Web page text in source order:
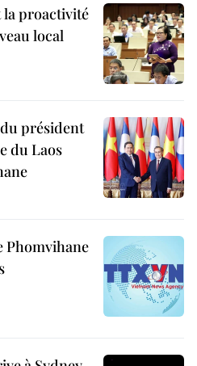
la proactivité
local
président
du Laos
Phomvihane